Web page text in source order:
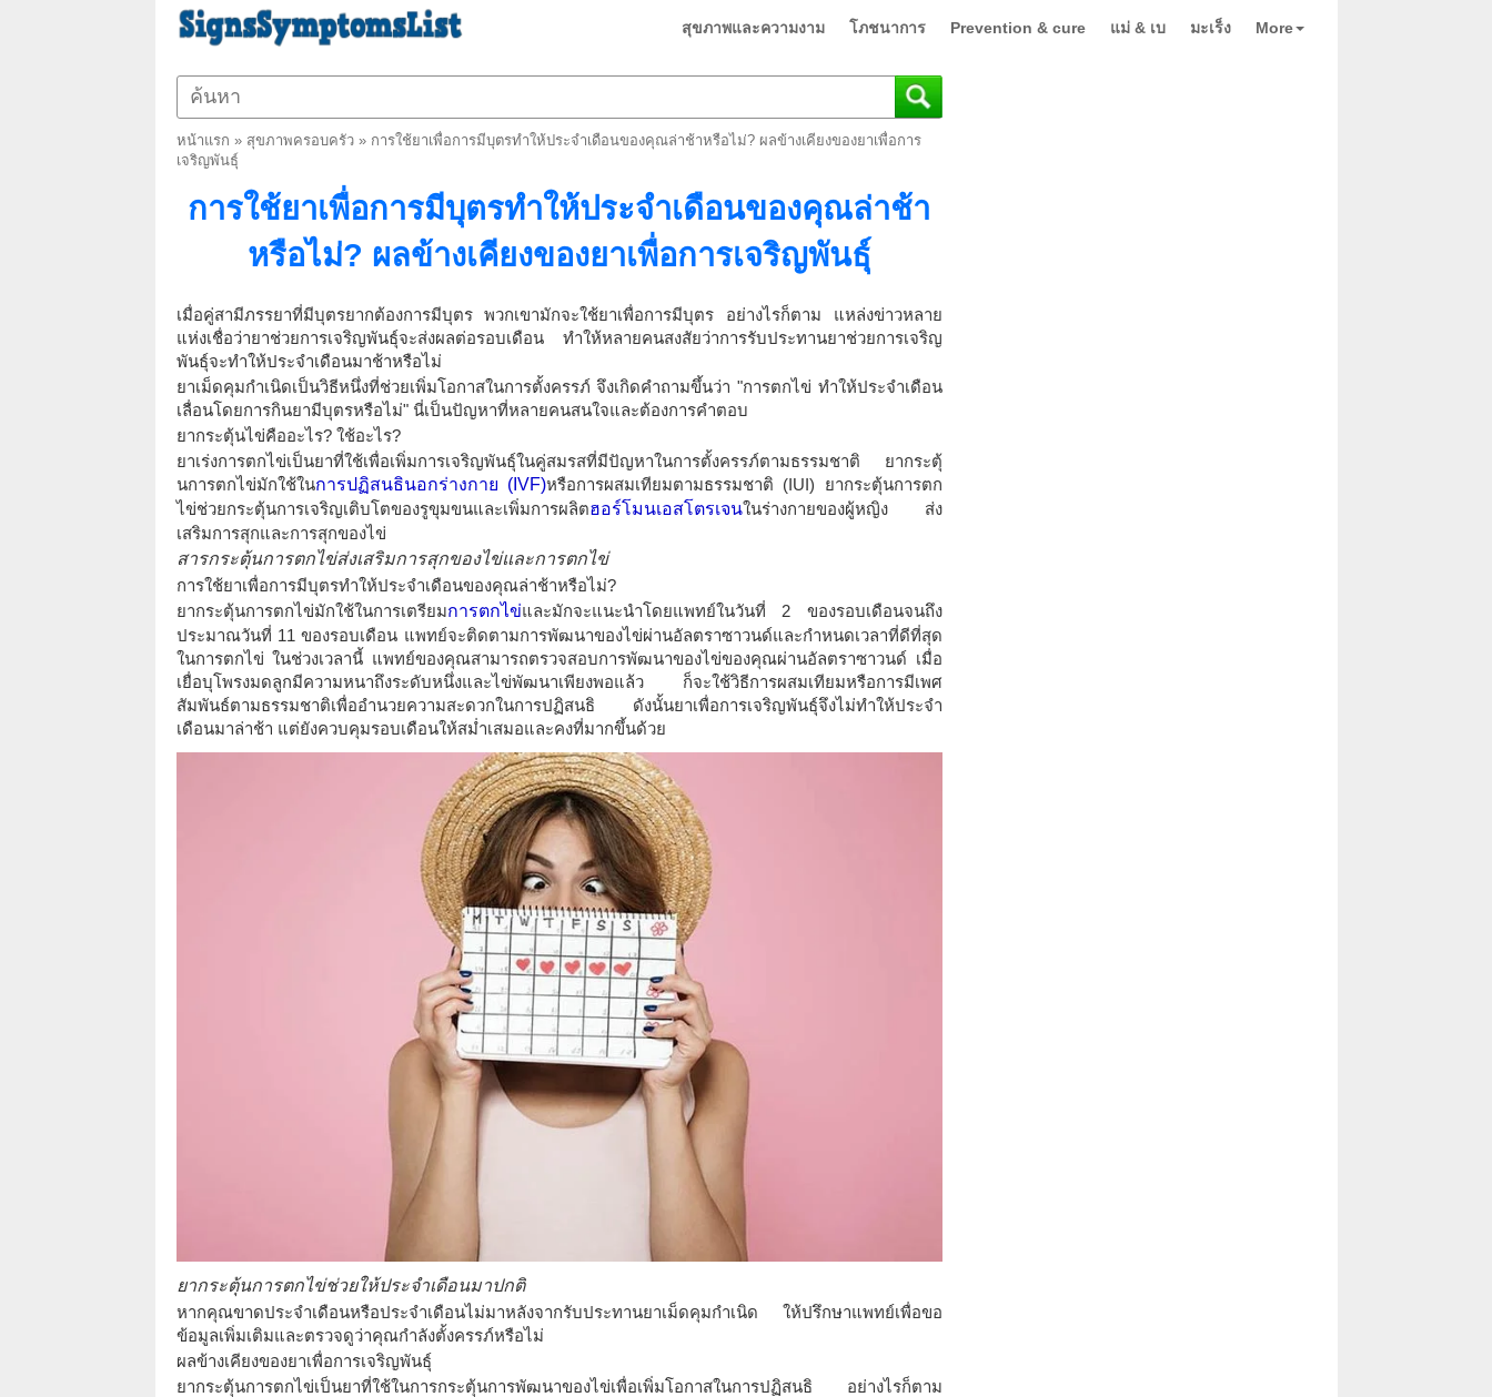
สุขภาพและความงาม โภชนาการ Prevention & cure แม่ & เบ มะเร็ง More
หน้าแรก » สุขภาพครอบครัว» การใช้ยาเพื่อการมีบุตรทำให้ประจำเดือนของคุณล่าช้าหรือไม่? ผลข้างเคียงของยาเพื่อการ
เจริญพันธุ์
การใช้ยาเพื่อการมีบุตรทำให้ประจำเดือนของคุณล่าช้า
หรือไม่? ผลข้างเคียงของยาเพื่อการเจริญพันธุ์
เมื่อคู่สามีภรรยาที่มีบุตรยากต้องการมีบุตร พวกเขามักจะใช้ยาเพื่อการมีบุตร อย่างไรก็ตาม แหล่งข่าวหลาย
แห่งเชื่อว่ายาช่วยการเจริญพันธุ์จะส่งผลต่อรอบเดือน ทำให้หลายคนสงสัยว่าการรับประทานยาช่วยการเจริญ
พันธุ์จะทำให้ประจำเดือนมาช้าหรือไม่
ยาเม็ดคุมกำเนิดเป็นวิธีหนึ่งที่ช่วยเพิ่มโอกาสในการตั้งครรภ์ จึงเกิดคำถามขึ้นว่า "การตกไข่ ทำให้ประจำเดือน
เลื่อนโดยการกินยามีบุตรหรือไม่" นี่เป็นปัญหาที่หลายคนสนใจและต้องการคำตอบ
ยากระตุ้นไข่คืออะไร? ใช้อะไร?
ยาเร่งการตกไข่เป็นยาที่ใช้เพื่อเพิ่มการเจริญพันธุ์ในคู่สมรสที่มีปัญหาในการตั้งครรภ์ตามธรรมชาติ ยากระตุ้
นการตกไข่มักใช้ในการปฏิสนธินอกร่างกาย (IVF)หรือการผสมเทียมตามธรรมชาติ (IUI) ยากระตุ้นการตก
ไข่ช่วยกระตุ้นการเจริญเติบโตของรูขุมขนและเพิ่มการผลิตฮอร์โมนเอสโตรเจนในร่างกายของผู้หญิง ส่ง
เสริมการสุกและการสุกของไข่
สารกระตุ้นการตกไข่ส่งเสริมการสุกของไข่และการตกไข่
การใช้ยาเพื่อการมีบุตรทำให้ประจำเดือนของคุณล่าช้าหรือไม่?
ยากระตุ้นการตกไข่มักใช้ในการเตรียมการตกไข่และมักจะแนะนำโดยแพทย์ในวันที่ 2 ของรอบเดือนจนถึง
ประมาณวันที่ 11 ของรอบเดือน แพทย์จะติดตามการพัฒนาของไข่ผ่านอัลตราซาวนด์และกำหนดเวลาที่ดีที่สุด
ในการตกไข่ ในช่วงเวลานี้ แพทย์ของคุณสามารถตรวจสอบการพัฒนาของไข่ของคุณผ่านอัลตราซาวนด์ เมื่อ
เยื่อบุโพรงมดลูกมีความหนาถึงระดับหนึ่งและไข่พัฒนาเพียงพอแล้ว ก็จะใช้วิธีการผสมเทียมหรือการมีเพศ
สัมพันธ์ตามธรรมชาติเพื่ออำนวยความสะดวกในการปฏิสนธิ ดังนั้นยาเพื่อการเจริญพันธุ์จึงไม่ทำให้ประจำ
เดือนมาล่าช้า แต่ยังควบคุมรอบเดือนให้สม่ำเสมอและคงที่มากขึ้นด้วย
ยากระตุ้นการตกไข่ช่วยให้ประจำเดือนมาปกติ
หากคุณขาดประจำเดือนหรือประจำเดือนไม่มาหลังจากรับประทานยาเม็ดคุมกำเนิด ให้ปรึกษาแพทย์เพื่อขอ
ข้อมูลเพิ่มเติมและตรวจดูว่าคุณกำลังตั้งครรภ์หรือไม่
ผลข้างเคียงของยาเพื่อการเจริญพันธุ์
ยากระตุ้นการตกไข่เป็นยาที่ใช้ในการกระตุ้นการพัฒนาของไข่เพื่อเพิ่มโอกาสในการปฏิสนธิ อย่างไรก็ตาม